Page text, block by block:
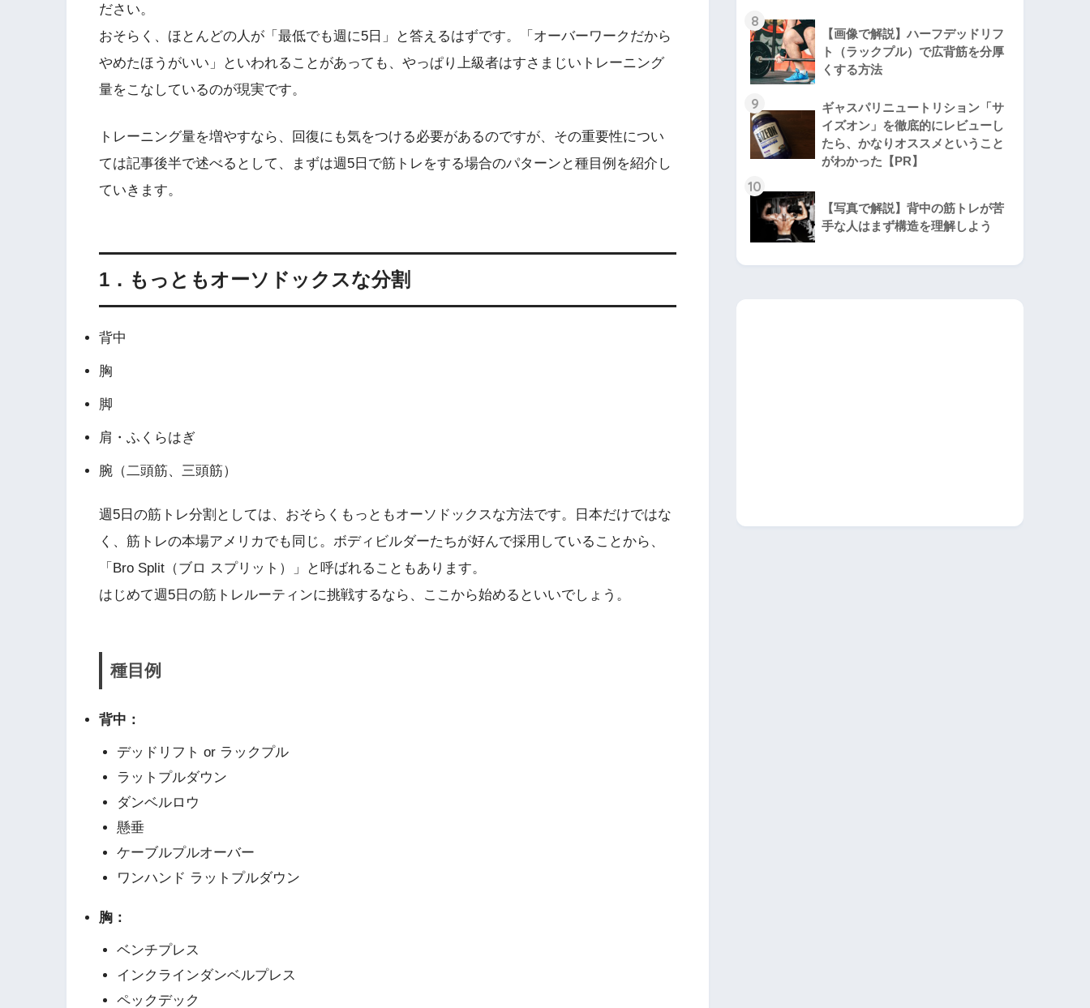
ださい。
おそらく、ほとんどの人が「最低でも週に5日」と答えるはずです。「オーバーワークだから
やめたほうがいい」といわれることがあっても、やっぱり上級者はすさまじいトレーニング
量をこなしているのが現実です。
トレーニング量を増やすなら、回復にも気をつける必要があるのですが、その重要性につい
ては記事後半で述べるとして、まずは週5日で筋トレをする場合のパターンと種目例を紹介し
ていきます。
1．もっともオーソドックスな分割
背中
胸
脚
肩・ふくらはぎ
腕（二頭筋、三頭筋）
週5日の筋トレ分割としては、おそらくもっともオーソドックスな方法です。日本だけではな
く、筋トレの本場アメリカでも同じ。ボディビルダーたちが好んで採用していることから、
「Bro Split（ブロ スプリット）」と呼ばれることもあります。
はじめて週5日の筋トレルーティンに挑戦するなら、ここから始めるといいでしょう。
種目例
背中：
デッドリフト or ラックプル
ラットプルダウン
ダンベルロウ
懸垂
ケーブルプルオーバー
ワンハンド ラットプルダウン
胸：
ベンチプレス
インクラインダンベルプレス
ペックデック
8
【画像で解説】ハーフデッドリフ
ト（ラックプル）で広背筋を分厚
くする方法
9
ギャスパリニュートリション「サ
イズオン」を徹底的にレビューし
たら、かなりオススメということ
がわかった【PR】
10
【写真で解説】背中の筋トレが苦
手な人はまず構造を理解しよう